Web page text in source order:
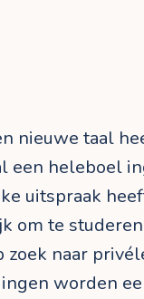
nieuwe taal
een heleboel
uitspraak
om te
zoek naar
worden